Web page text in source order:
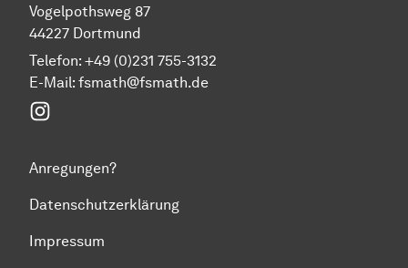
Vogelpothsweg 87
44227 Dortmund
Telefon: +49 (0)231 755-3132
E-Mail: fsmath@fsmath.de
Anregungen?
Datenschutzerklärung
Impressum